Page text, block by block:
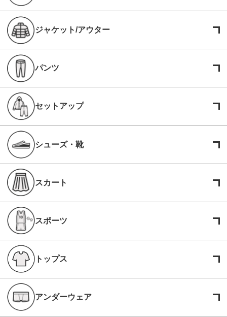
ジャケット/アウター
パンツ
セットアップ
シューズ・靴
スカート
スポーツ
トップス
アンダーウェア